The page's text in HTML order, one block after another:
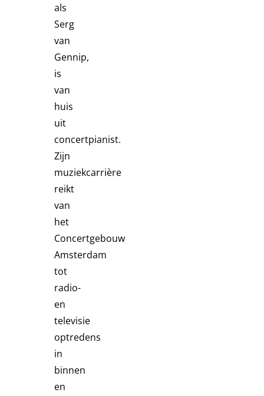
als
Serg
van
Gennip,
is
van
huis
uit
concertpianist.
Zijn
muziekcarrière
reikt
van
het
Concertgebouw
Amsterdam
tot
radio-
en
televisie
optredens
in
binnen
en